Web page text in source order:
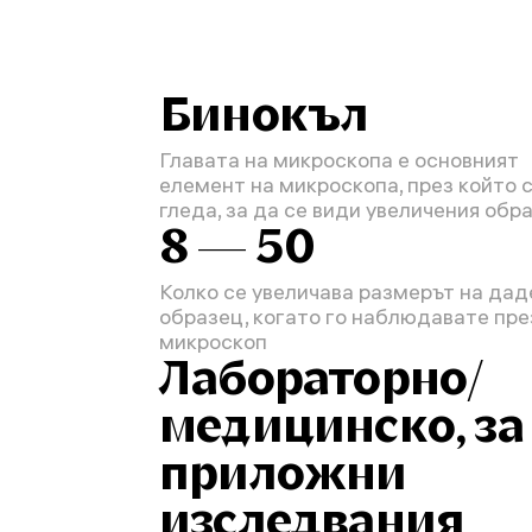
Бинокъл
Главата на микроскопа е основният
елемент на микроскопа, през който
гледа, за да се види увеличения
8 — 50
Колко се увеличава размерът на
образец, когато го наблюдавате
микроскоп
Лабораторно/
медицинско, за
приложни
изследвания